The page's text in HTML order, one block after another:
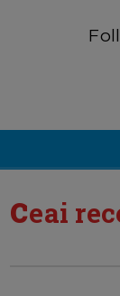
ceai